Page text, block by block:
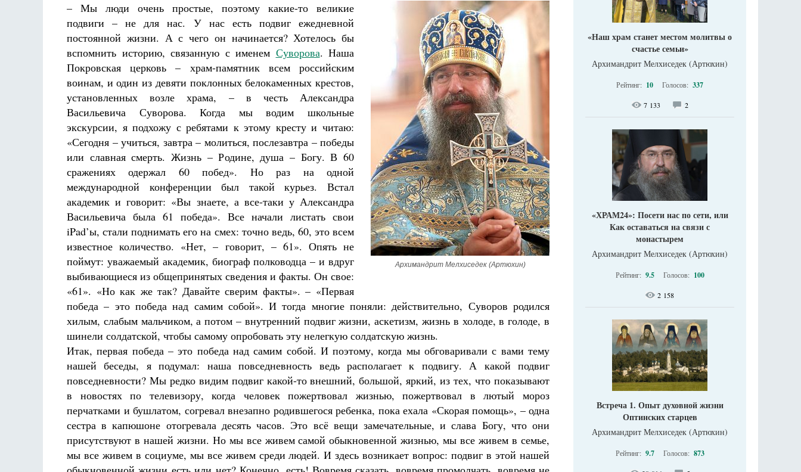
Архимандрит Мелхиседек (Артюхин)
– Мы люди очень простые, поэтому какие-то великие
подвиги – не для нас. У нас есть подвиг ежедневной
постоянной жизни. А с чего он начинается? Хотелось бы
вспомнить историю, связанную с именем Суворова. Наша
Покровская церковь – храм-памятник всем российским
воинам, и один из девяти поклонных белокаменных крестов,
установленных возле храма, – в честь Александра
Васильевича Суворова. Когда мы водим школьные
экскурсии, я подхожу с ребятами к этому кресту и читаю:
«Сегодня – учиться, завтра – молиться, послезавтра – победы
или славная смерть. Жизнь – Родине, душа – Богу. В 60
сражениях одержал 60 побед». Но раз на одной
международной конференции был такой курьез. Встал
академик и говорит: «Вы знаете, а все-таки у Александра
Васильевича была 61 победа». Все начали листать свои
iPad’ы, стали поднимать его на смех: точно ведь, 60, это всем
известное количество. «Нет, – говорит, – 61». Опять не
поймут: уважаемый академик, биограф полководца – и вдруг
выбивающиеся из общепринятых сведения и факты. Он свое:
«61». «Но как же так? Давайте сверим факты». – «Первая
победа – это победа над самим собой». И тогда многие поняли: действительно, Суворов родился
хилым, слабым мальчиком, а потом – внутренний подвиг жизни, аскетизм, жизнь в холоде, в голоде, в
шинели солдатской, чтобы самому опробовать эту нелегкую солдатскую жизнь.
Итак, первая победа – это победа над самим собой. И поэтому, когда мы обговаривали с вами тему
нашей беседы, я подумал: наша повседневность ведь располагает к подвигу. А какой подвиг
повседневности? Мы редко видим подвиг какой-то внешний, большой, яркий, из тех, что показывают
в новостях по телевизору, когда человек пожертвовал жизнью, пожертвовал в лютый мороз
перчатками и бушлатом, согревал внезапно родившегося ребенка, пока ехала «Скорая помощь», – одна
сестра в капюшоне отогревала десять часов. Это всё вещи замечательные, и слава Богу, что они
присутствуют в нашей жизни. Но мы все живем самой обыкновенной жизнью, мы все живем в семье,
мы все живем в социуме, мы все живем среди людей. И здесь возникает вопрос: подвиг в этой нашей
«Наш храм станет местом молитвы о
счастье семьи»
Архимандрит Мелхиседек (Артюхин)
Рейтинг: 10 Голосов: 337
7 133 2
«ХРАМ24»: Посети нас по сети, или
Как оставаться на связи с
монастырем
Архимандрит Мелхиседек (Артюхин)
Рейтинг: 9.5 Голосов: 100
2 158
Встреча 1. Опыт духовной жизни
Оптинских старцев
Архимандрит Мелхиседек (Артюхин)
Рейтинг: 9.7 Голосов: 873